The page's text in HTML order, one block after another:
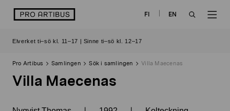
logo FI
EN
Elverket ti–sö kl. 11–17 | Sinne ti–sö kl. 12–17
Pro Artibus Samlingen Sök i samlingen Villa Maecenas
Villa Maecenas